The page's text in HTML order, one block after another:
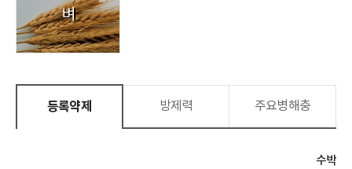
벼
등록약제 방제력 주요병해충
수박